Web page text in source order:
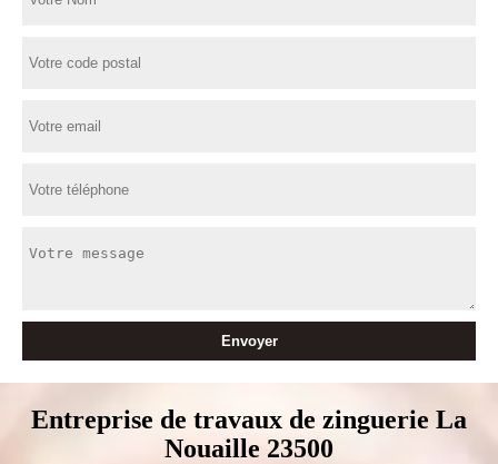
Entreprise de travaux de zinguerie La
Nouaille 23500